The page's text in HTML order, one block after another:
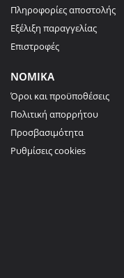
Πληροφορίες αποστολής
Εξέλιξη παραγγελίας
Επιστροφές
ΝΟΜΙΚΑ
Όροι και προϋποθέσεις
Πολιτική απορρήτου
Προσβασιμότητα
Ρυθμίσεις cookies